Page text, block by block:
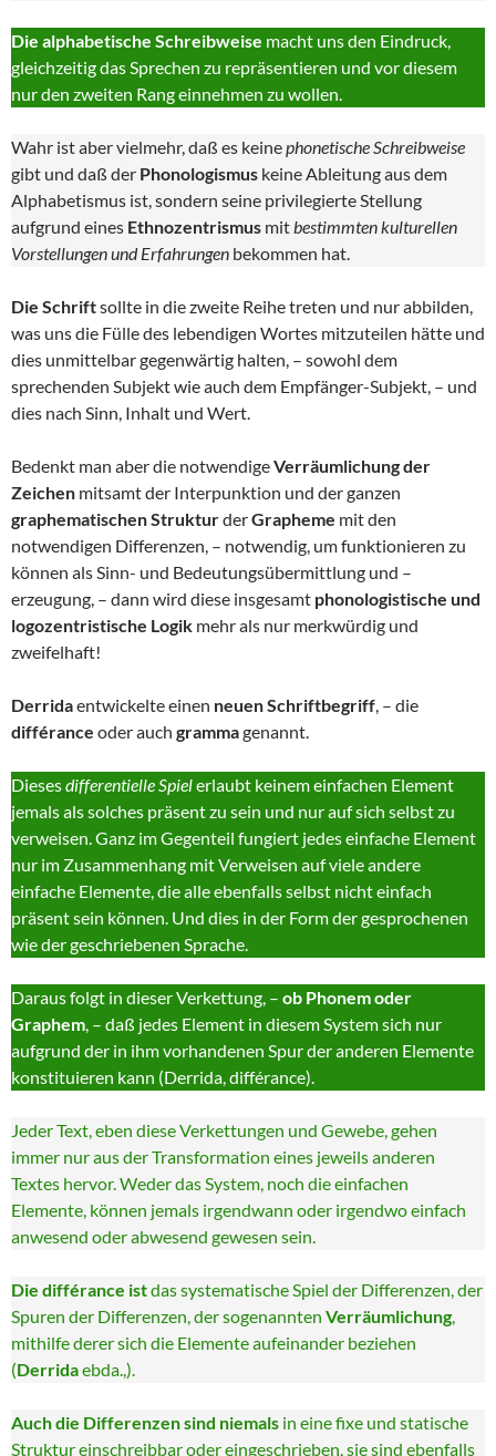
Die alphabetische Schreibweise macht uns den Eindruck,
gleichzeitig das Sprechen zu repräsentieren und vor diesem
nur den zweiten Rang einnehmen zu wollen.
Wahr ist aber vielmehr, daß es keinephonetische Schreibweise
gibt und daß der Phonologismus keine Ableitung aus dem
Alphabetismus ist, sondern seine privilegierte Stellung
aufgrund eines Ethnozentrismus mitbestimmten kulturellen
Vorstellungen und Erfahrungen bekommen hat.
Die Schriftsollte in die zweite Reihe treten und nur abbilden,
was uns die Fülle des lebendigen Wortes mitzuteilen hätte und
dies unmittelbar gegenwärtig halten, – sowohl dem
sprechenden Subjekt wie auch dem Empfänger-Subjekt, – und
dies nach Sinn, Inhalt und Wert.
Bedenkt man aber die notwendigeVerräumlichung der
Zeichen mitsamt der Interpunktion und der ganzen
graphematischen StrukturderGrapheme mit den
notwendigen Differenzen, – notwendig, um funktionieren zu
können als Sinn- und Bedeutungsübermittlung und –
erzeugung, – dann wird diese insgesamt phonologistische und
logozentristische Logik mehr als nur merkwürdig und
zweifelhaft!
Derridaentwickelte einen neuen Schriftbegriff, – die
différance oder auch grammagenannt.
Diesesdifferentielle Spielerlaubt keinem einfachen Element
jemals als solches präsent zu sein und nur auf sich selbst zu
verweisen. Ganz im Gegenteil fungiert jedes einfache Element
nur im Zusammenhang mit Verweisen auf viele andere
einfache Elemente, die alle ebenfalls selbst nicht einfach
präsent sein können. Und dies in der Form der gesprochenen
wie der geschriebenen Sprache.
Daraus folgt in dieser Verkettung, – ob Phonem oder
Graphem, – daß jedes Element in diesem System sich nur
aufgrund der in ihm vorhandenen Spur der anderen Elemente
konstituieren kann (Derrida, différance).
Jeder Text, eben diese Verkettungen und Gewebe, gehen
immer nur aus der Transformation eines jeweils anderen
Textes hervor. Weder das System, noch die einfachen
Elemente, können jemals irgendwann oder irgendwo einfach
anwesend oder abwesend gewesen sein.
Die différance istdas systematische Spiel der Differenzen, der
Spuren der Differenzen, der sogenannten Verräumlichung,
mithilfe derer sich die Elemente aufeinander beziehen
(Derridaebda.,).
Auch die Differenzen sind niemals in eine fixe und statische
Struktur einschreibbar oder eingeschrieben, sie sind ebenfalls